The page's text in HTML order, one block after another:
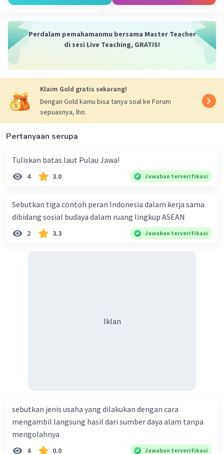
Perdalam pemahamanmu bersama Master Teacher
di sesi Live Teaching, GRATIS!
Klaim Gold gratis sekarang!
Dengan Gold kamu bisa tanya soal ke Forum
sepuasnya, lho.
Pertanyaan serupa
Tuliskan batas laut Pulau Jawa!
4 3.0 Jawaban terverifikasi
Sebutkan tiga contoh peran Indonesia dalam kerja sama
dibidang sosial budaya dalam ruang lingkup ASEAN
2 3.3 Jawaban terverifikasi
Iklan
sebutkan jenis usaha yang dilakukan dengan cara
mengambil langsung hasil dari sumber daya alam tanpa
mengolahnya
4 0.0 Jawaban terverifikasi